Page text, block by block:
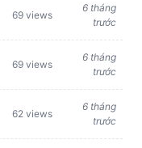
69 views
6 tháng
trước
69 views
6 tháng
trước
62 views
6 tháng
trước